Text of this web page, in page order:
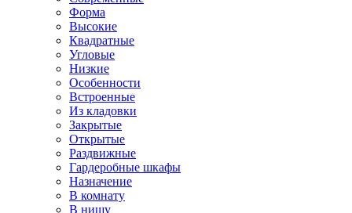
Форма
Высокие
Квадратные
Угловые
Низкие
Особенности
Встроенные
Из кладовки
Закрытые
Открытые
Раздвижные
Гардеробные шкафы
Назначение
В комнату
В нишу